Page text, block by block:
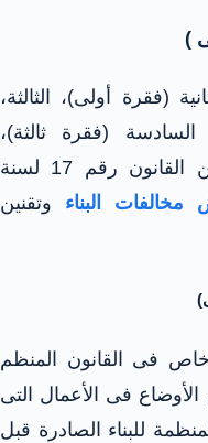
)
(فقرة أولى)، الثالثة،
السادسة (فقرة ثالثة)،
العاشرة (الفقرتان أولى وثانية) من القانون رقم 17 لسنة
البناء وتقنين
فى القانون المنظم
الأوضاع فى الأعمال التى
للبناء الصادرة قبل